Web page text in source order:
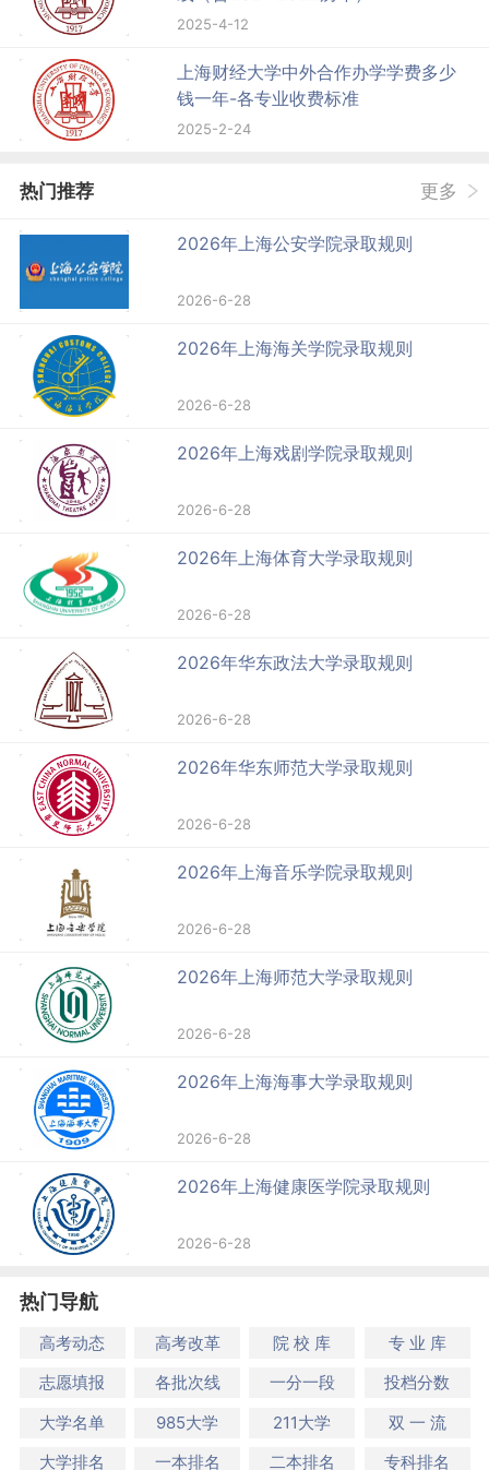
2025-4-12
上海财经大学中外合作办学学费多少
钱一年-各专业收费标准
2025-2-24
热门推荐 更多
2026年上海公安学院录取规则
2026-6-28
2026年上海海关学院录取规则
2026-6-28
2026年上海戏剧学院录取规则
2026-6-28
2026年上海体育大学录取规则
2026-6-28
2026年华东政法大学录取规则
2026-6-28
2026年华东师范大学录取规则
2026-6-28
2026年上海音乐学院录取规则
2026-6-28
2026年上海师范大学录取规则
2026-6-28
2026年上海海事大学录取规则
2026-6-28
2026年上海健康医学院录取规则
2026-6-28
热门导航
高考动态 高考改革 院 校 库
专 业 库
志愿填报
各批次线 一分一段
投档分数
大学名单
985大学 211大学
双 一 流
大学排名
一本排名 二本排名 专科排名